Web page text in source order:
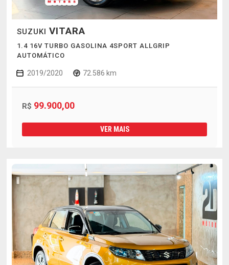
SUZUKI VITARA
1.4 16V TURBO GASOLINA 4SPORT ALLGRIP
AUTOMÁTICO
2019/2020 72.586 km
R$ 99.900,00
VER MAIS